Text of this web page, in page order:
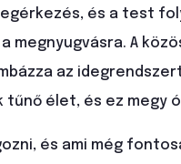
és a test
megnyugvásra. A
az
élet, és ez megy
és ami még